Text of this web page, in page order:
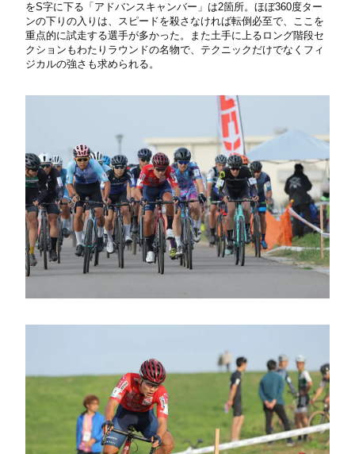
をS字に下る「アドバンスキャンバー」は2箇所。ほぼ360度ター
ンの下りの入りは、スピードを殺さなければ転倒必至で、ここを
重点的に試走する選手が多かった。また土手に上るロング階段セ
クションもわたりラウンドの名物で、テクニックだけでなくフィ
ジカルの強さも求められる。